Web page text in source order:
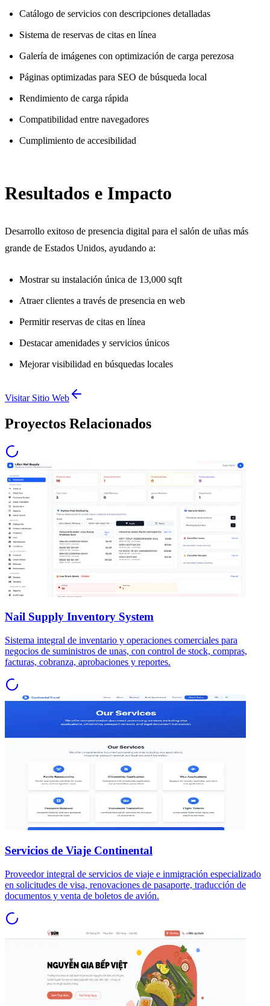
Catálogo de servicios con descripciones detalladas
Sistema de reservas de citas en línea
Galería de imágenes con optimización de carga perezosa
Páginas optimizadas para SEO de búsqueda local
Rendimiento de carga rápida
Compatibilidad entre navegadores
Cumplimiento de accesibilidad
Resultados e Impacto
Desarrollo exitoso de presencia digital para el salón de uñas más
grande de Estados Unidos, ayudando a:
Mostrar su instalación única de 13,000 sqft
Atraer clientes a través de presencia en web
Permitir reservas de citas en línea
Destacar amenidades y servicios únicos
Mejorar visibilidad en búsquedas locales
Visitar Sitio Web
Proyectos Relacionados
Nail Supply Inventory System
Sistema integral de inventario y operaciones comerciales para
negocios de suministros de unas, con control de stock, compras,
facturas, cobranza, aprobaciones y reportes.
Servicios de Viaje Continental
Proveedor integral de servicios de viaje e inmigración especializado
en solicitudes de visa, renovaciones de pasaporte, traducción de
documentos y venta de boletos de avión.